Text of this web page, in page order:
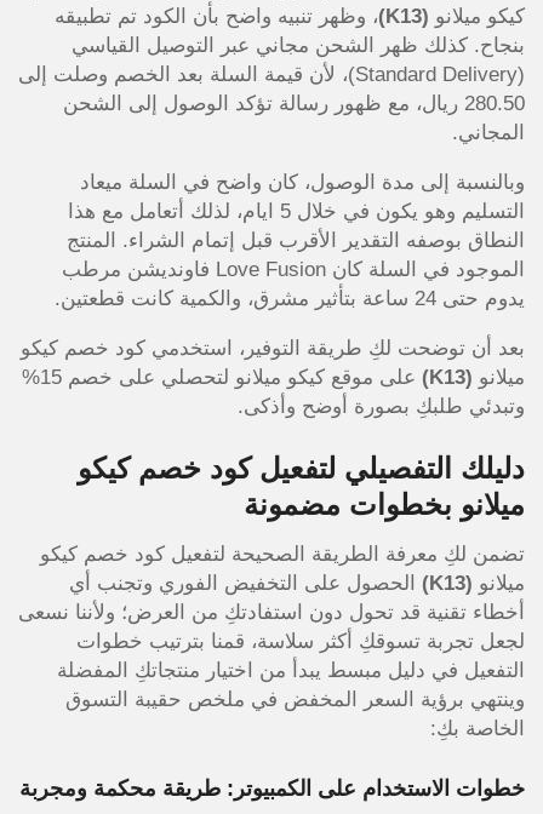
كيكو ميلانو (K13)
، وظهر تنبيه واضح بأن الكود تم تطبيقه
بنجاح. كذلك ظهر الشحن مجاني عبر التوصيل القياسي
(Standard Delivery)، لأن قيمة السلة بعد الخصم وصلت إلى
280.50 ريال، مع ظهور رسالة تؤكد الوصول إلى الشحن
المجاني.
وبالنسبة إلى مدة الوصول، كان واضح في السلة ميعاد
التسليم وهو يكون في خلال 5 ايام، لذلك أتعامل مع هذا
النطاق بوصفه التقدير الأقرب قبل إتمام الشراء. المنتج
الموجود في السلة كان Love Fusion فاونديشن مرطب
يدوم حتى 24 ساعة بتأثير مشرق، والكمية كانت قطعتين.
بعد أن توضحت لكِ طريقة التوفير، استخدمي كود خصم كيكو
ميلانو (K13)
على موقع كيكو ميلانو لتحصلي على خصم 15%
وتبدئي طلبكِ بصورة أوضح وأذكى.
دليلك التفصيلي لتفعيل كود خصم كيكو
ميلانو بخطوات مضمونة
تضمن لكِ معرفة الطريقة الصحيحة لتفعيل كود خصم كيكو
ميلانو (K13)
الحصول على التخفيض الفوري وتجنب أي
أخطاء تقنية قد تحول دون استفادتكِ من العرض؛ ولأننا نسعى
لجعل تجربة تسوقكِ أكثر سلاسة، قمنا بترتيب خطوات
التفعيل في دليل مبسط يبدأ من اختيار منتجاتكِ المفضلة
وينتهي برؤية السعر المخفض في ملخص حقيبة التسوق
الخاصة بكِ:
خطوات الاستخدام على الكمبيوتر: طريقة محكمة ومجربة